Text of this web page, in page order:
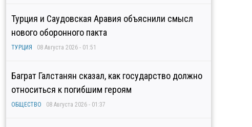
Турция и Саудовская Аравия объяснили смысл
нового оборонного пакта
ТУРЦИЯ 08 Августа 2026 - 01:51
Баграт Галстанян сказал, как государство должно
относиться к погибшим героям
ОБЩЕСТВО 08 Августа 2026 - 01:37